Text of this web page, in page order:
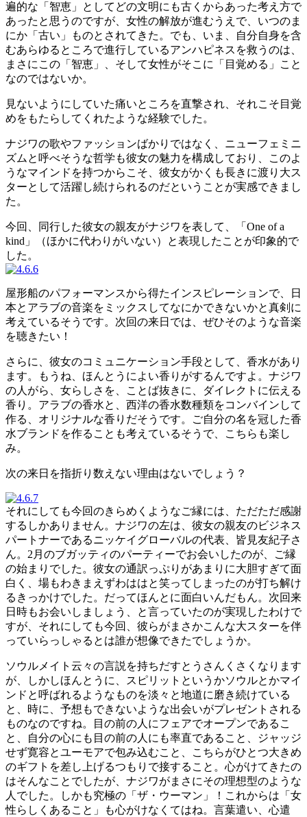
遍的な「智恵」としてどの文明にも古くからあった考え方で
あったと思うのですが、女性の解放が進むうえで、いつのま
にか「古い」ものとされてきた。でも、いま、自分自身を含
むあらゆるところで進行しているアンハピネスを救うのは、
まさにこの「智恵」、そして女性がそこに「目覚める」こと
なのではないか。
見ないようにしていた痛いところを直撃され、それこそ目覚
めをもたらしてくれたような経験でした。
ナジワの歌やファッションばかりではなく、ニューフェミニ
ズムと呼べそうな哲学も彼女の魅力を構成しており、このよ
うなマインドを持つからこそ、彼女がかくも長きに渡り大ス
ターとして活躍し続けられるのだということが実感できまし
た。
今回、同行した彼女の親友がナジワを表して、「One of a
kind」（ほかに代わりがいない）と表現したことが印象的で
した。
屋形船のパフォーマンスから得たインスピレーションで、日
本とアラブの音楽をミックスしてなにかできないかと真剣に
考えているそうです。次回の来日では、ぜひそのような音楽
を聴きたい！
さらに、彼女のコミュニケーション手段として、香水があり
ます。もうね、ほんとうによい香りがするんですよ。ナジワ
の人がら、女らしさを、ことば抜きに、ダイレクトに伝える
香り。アラブの香水と、西洋の香水数種類をコンバインして
作る、オリジナルな香りだそうです。ご自分の名を冠した香
水ブランドを作ることも考えているそうで、こちらも楽し
み。
次の来日を指折り数えない理由はないでしょう？
それにしても今回のきらめくようなご縁には、ただただ感謝
するしかありません。ナジワの左は、彼女の親友のビジネス
パートナーであるニッケイグローバルの代表、皆見友紀子さ
ん。2月のブガッティのパーティーでお会いしたのが、ご縁
の始まりでした。彼女の通訳っぷりがあまりに大胆すぎて面
白く、場もわきまえずわははと笑ってしまったのが打ち解け
るきっかけでした。だってほんとに面白いんだもん。次回来
日時もお会いしましょう、と言っていたのが実現したわけで
すが、それにしても今回、彼らがまさかこんな大スターを伴
っていらっしゃるとは誰が想像できたでしょうか。
ソウルメイト云々の言説を持ちだすとうさんくさくなります
が、しかしほんとうに、スピリットというかソウルとかマイ
ンドと呼ばれるようなものを淡々と地道に磨き続けている
と、時に、予想もできないような出会いがプレゼントされる
ものなのですね。目の前の人にフェアでオープンであるこ
と、自分の心にも目の前の人にも率直であること、ジャッジ
せず寛容とユーモアで包み込むこと、こちらがひとつ大きめ
のギフトを差し上げるつもりで接すること。心がけてきたの
はそんなことでしたが、ナジワがまさにその理想型のような
人でした。しかも究極の「ザ・ウーマン」！これからは「女
性らしくあること」も心がけなくてはね。言葉遣い、心遣